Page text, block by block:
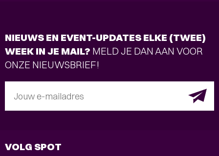
NIEUWS EN EVENT-UPDATES ELKE (TWEE)
WEEK IN JE MAIL? MELD JE DAN AAN VOOR
ONZE NIEUWSBRIEF!
Jouw e-mailadres
VOLG SPOT